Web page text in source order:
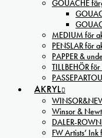
GOUACHE
MEDIUM för
PENSLAR för
PAPPER &
TILLBEHÖR
AKRYL
Winsor &
DALER-
FW Artists’